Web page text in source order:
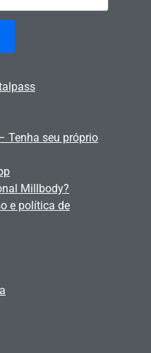
Tenha seu próprio
Millbody?
e política de